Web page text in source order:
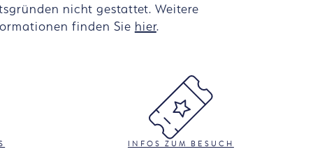
nicht gestattet. Weitere
finden Sie hier.
INFOS ZUM BESUCH